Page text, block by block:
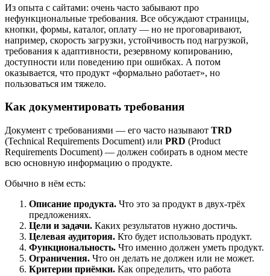
Из опыта с сайтами: очень часто забывают про
нефункциональные требования. Все обсуждают страницы,
кнопки, формы, каталог, оплату — но не проговаривают,
например, скорость загрузки, устойчивость под нагрузкой,
требования к адаптивности, резервному копированию,
доступности или поведению при ошибках. А потом
оказывается, что продукт «формально работает», но
пользоваться им тяжело.
Как документировать требования
Документ с требованиями — его часто называют TRD
(Technical Requirements Document) или PRD (Product
Requirements Document) — должен собирать в одном месте
всю основную информацию о продукте.
Обычно в нём есть:
Описание продукта. Что это за продукт в двух-трёх
предложениях.
Цели и задачи. Каких результатов нужно достичь.
Целевая аудитория. Кто будет использовать продукт.
Функциональность. Что именно должен уметь продукт.
Ограничения. Что он делать не должен или не может.
Критерии приёмки. Как определить, что работа